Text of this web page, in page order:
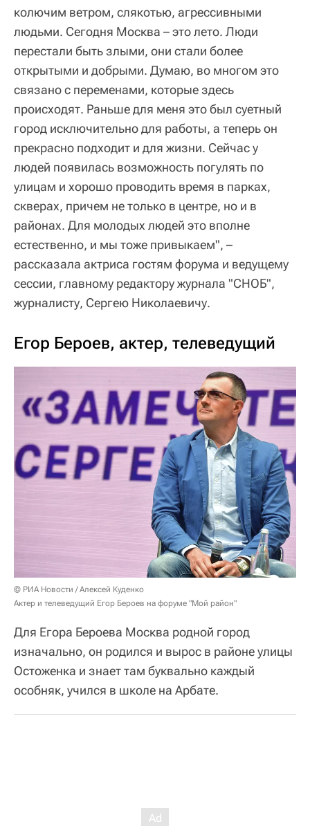
колючим ветром, слякотью, агрессивными
людьми. Сегодня Москва – это лето. Люди
перестали быть злыми, они стали более
открытыми и добрыми. Думаю, во многом это
связано с переменами, которые здесь
происходят. Раньше для меня это был суетный
город исключительно для работы, а теперь он
прекрасно подходит и для жизни. Сейчас у
людей появилась возможность погулять по
улицам и хорошо проводить время в парках,
скверах, причем не только в центре, но и в
районах. Для молодых людей это вполне
естественно, и мы тоже привыкаем", –
рассказала актриса гостям форума и ведущему
сессии, главному редактору журнала "СНОБ",
журналисту, Сергею Николаевичу.
Егор Бероев, актер, телеведущий
© РИА Новости / Алексей Куденко
Актер и телеведущий Егор Бероев на форуме "Мой район"
Для Егора Бероева Москва родной город
изначально, он родился и вырос в районе улицы
Остоженка и знает там буквально каждый
особняк, учился в школе на Арбате.